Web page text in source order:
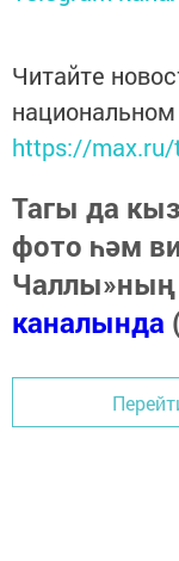
Читайте
https://
Тагы да
фото һәм
Чаллы»ның
каналында